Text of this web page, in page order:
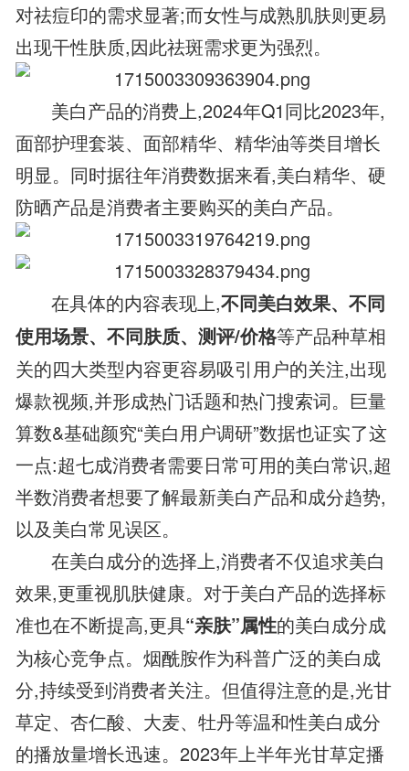
对祛痘印的需求显著;而女性与成熟肌肤则更易
出现干性肤质,因此祛斑需求更为强烈。
美白产品的消费上,2024年Q1同比2023年,
面部护理套装、面部精华、精华油等类目增长
明显。同时据往年消费数据来看,美白精华、硬
防晒产品是消费者主要购买的美白产品。
在具体的内容表现上,不同美白效果、不同
使用场景、不同肤质、测评/价格等产品种草相
关的四大类型内容更容易吸引用户的关注,出现
爆款视频,并形成热门话题和热门搜索词。巨量
算数&基础颜究“美白用户调研”数据也证实了这
一点:超七成消费者需要日常可用的美白常识,超
半数消费者想要了解最新美白产品和成分趋势,
以及美白常见误区。
在美白成分的选择上,消费者不仅追求美白
效果,更重视肌肤健康。对于美白产品的选择标
准也在不断提高,更具“亲肤”属性的美白成分成
为核心竞争点。烟酰胺作为科普广泛的美白成
分,持续受到消费者关注。但值得注意的是,光甘
草定、杏仁酸、大麦、牡丹等温和性美白成分
的播放量增长迅速。2023年上半年光甘草定播